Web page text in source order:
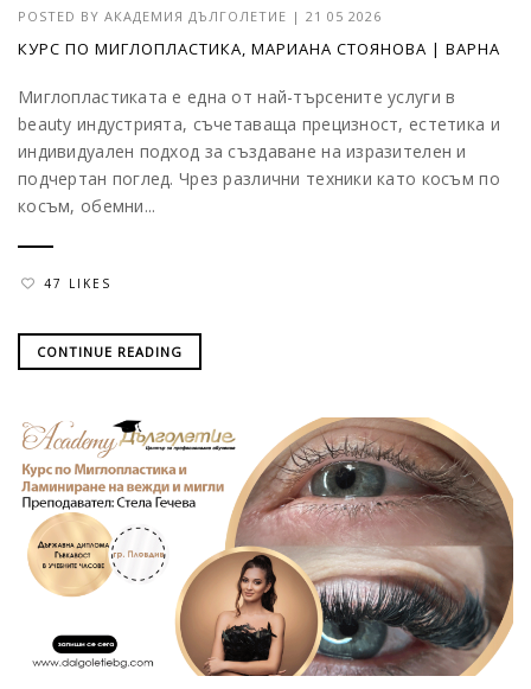
POSTED BY АКАДЕМИЯ ДЪЛГОЛЕТИЕ | 21 05 2026
КУРС ПО МИГЛОПЛАСТИКА, МАРИАНА СТОЯНОВА | ВАРНА
Миглопластиката е една от най-търсените услуги в
beauty индустрията, съчетаваща прецизност, естетика и
индивидуален подход за създаване на изразителен и
подчертан поглед. Чрез различни техники като косъм по
косъм, обемни...
47 LIKES
CONTINUE READING